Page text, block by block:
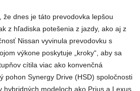
že dnes je táto prevodovka lepšou
z hľadiska potešenia z jazdy, ako aj z
Nissan vyvinula prevodovku s
výkone poskytuje „kroky“, aby sa
cítila viac ako konvenčná
pohon Synergy Drive (HSD) spoločnosti
hybridných modeloch ako Prius a Lexus